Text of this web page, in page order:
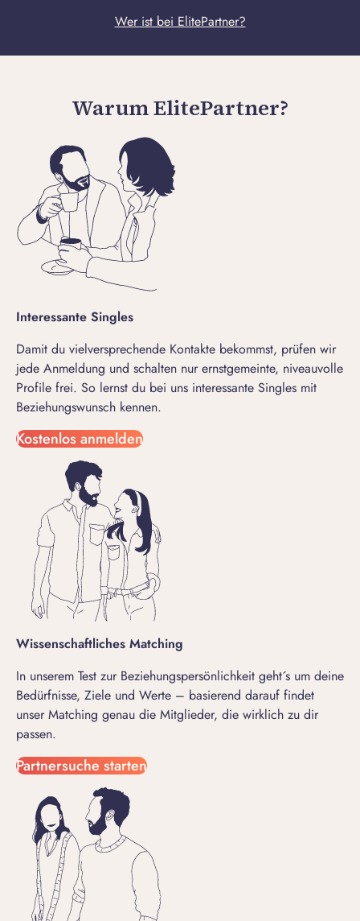
Wer ist bei ElitePartner?
Warum ElitePartner?
Interessante Singles
Damit du vielversprechende Kontakte bekommst, prüfen wir
jede Anmeldung und schalten nur ernstgemeinte, niveauvolle
Profile frei. So lernst du bei uns interessante Singles mit
Beziehungswunsch kennen.
Kostenlos anmelden
Wissenschaftliches Matching
In unserem Test zur Beziehungspersönlichkeit geht´s um deine
Bedürfnisse, Ziele und Werte – basierend darauf findet
unser Matching genau die Mitglieder, die wirklich zu dir
passen.
Partnersuche starten